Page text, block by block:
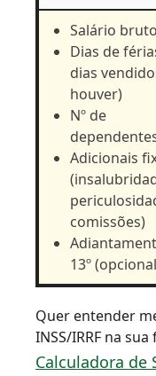
Salário bruto
Dias de
dias
houver)
Nº de
Adicionais
comissões)
13º
Quer entender
INSS/IRRF na
Calculadora de